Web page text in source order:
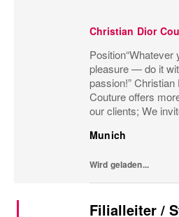
Christian Dior
pleasure — do it
passion!”
Couture offers
our clients; We
to be part of the
Munich
Wird geladen...
Filialleiter /